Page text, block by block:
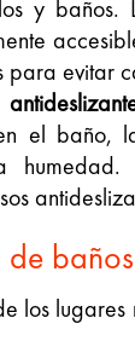
y baños.
para evitar
el baño,
humedad.
baños
los